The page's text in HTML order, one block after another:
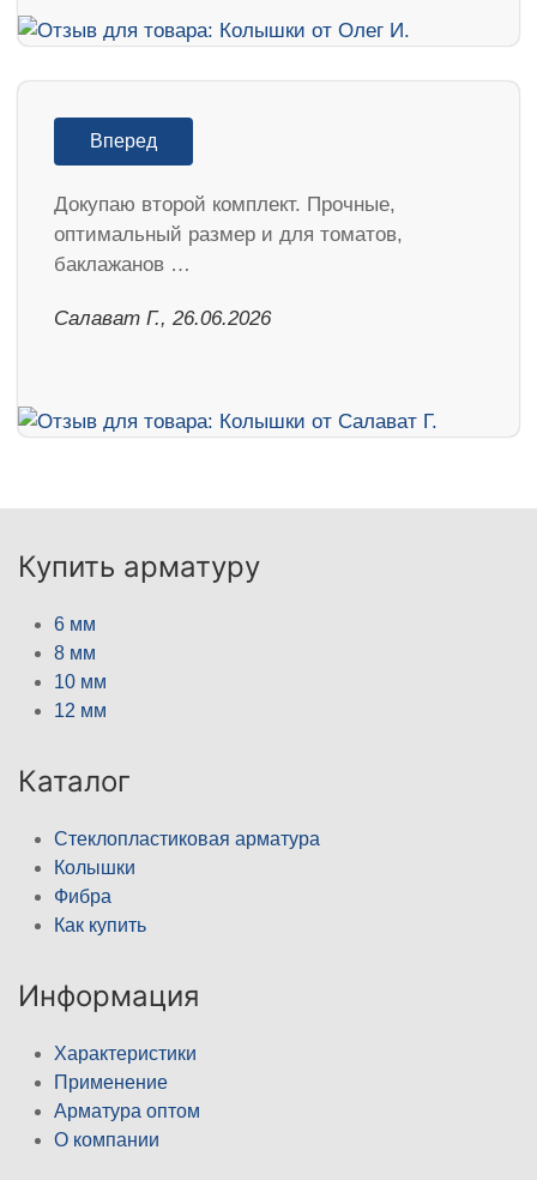
Вперед
Докупаю второй комплект. Прочные,
оптимальный размер и для томатов,
баклажанов …
Салават Г., 26.06.2026
Купить арматуру
6 мм
8 мм
10 мм
12 мм
Каталог
Стеклопластиковая арматура
Колышки
Фибра
Как купить
Информация
Характеристики
Применение
Арматура оптом
О компании